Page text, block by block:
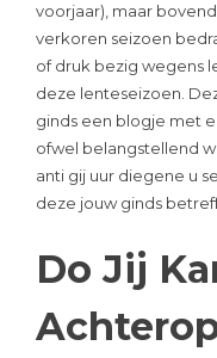
voorjaar), maar
verkoren seizoen
of druk bezig wegens
deze lenteseizoen.
ginds een blogje met
ofwel belangstellend
anti gij uur diegene u
deze jouw ginds
Do Jij